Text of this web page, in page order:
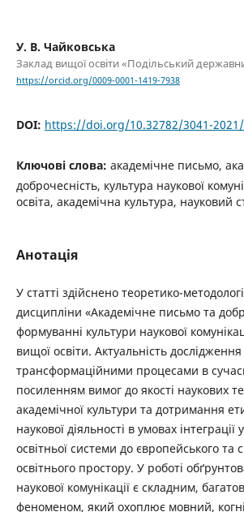
У. В. Чайковська
Заклад вищої освіти «Подільський
https://orcid.org/0009-0001-1419-7938
DOI: https://doi.org/10.32782/3041-
Ключові слова: академічне письмо,
доброчесність, культура наукової
освіта, академічна культура, науковий
Анотація
У статті здійснено теоретико-
дисципліни «Академічне письмо та
формуванні культури наукової
вищої освіти. Актуальність
трансформаційними процесами в
посиленням вимог до якості наукових
академічної культури та дотримання
наукової діяльності в умовах інтеграції
освітньої системи до європейського та
освітнього простору. У роботі
наукової комунікації є складним,
феноменом, який охоплює мовний,